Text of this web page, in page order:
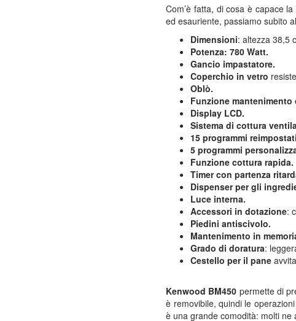
Com’è fatta, di cosa è capace la
ed esauriente, passiamo subito
Dimensioni: altezza 38,5
Potenza: 780 Watt.
Gancio impastatore.
Coperchio in vetro
Oblò.
Funzione
Display LCD.
Sistema di cottura
15 programmi
5 programmi
Funzione cottura rapida.
Timer con partenza
Dispenser per gli
Luce interna.
Accessori in dotazione:
Piedini antiscivolo.
Mantenimento in
Grado di doratura:
Cestello per il pane
Kenwood BM450 permette di
è removibile, quindi le
è una grande comodità: molti